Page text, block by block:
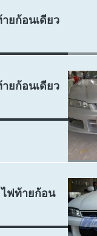
ยก้อนเดียว
ยก้อนเดียว
ฟท้ายก้อน